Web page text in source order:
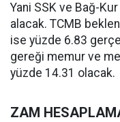
Yani SSK ve Bağ-
alacak. TCMB
ise yüzde 6.83
gereği memur ve
yüzde 14.31 olacak.
ZAM